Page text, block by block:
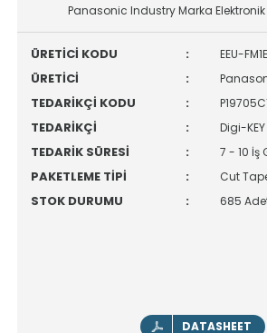
Panasonic Industry Marka
ÜRETİCİ KODU : EEU-
ÜRETİCİ :
TEDARİKÇİ KODU :
TEDARİKÇİ : Digi-
TEDARİK SÜRESİ : 7 - 10 İş
PAKETLEME TİPİ : Cut
STOK DURUMU : 685
DATASHEET